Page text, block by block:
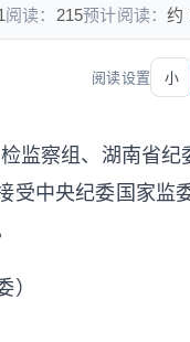
阅读： 215预计阅读：约
阅读设置 小
监察组、湖南省纪
受中央纪委国家监
）